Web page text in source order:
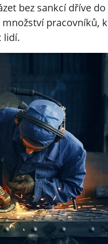
bez sankcí dříve
pracovníků,
lidí.